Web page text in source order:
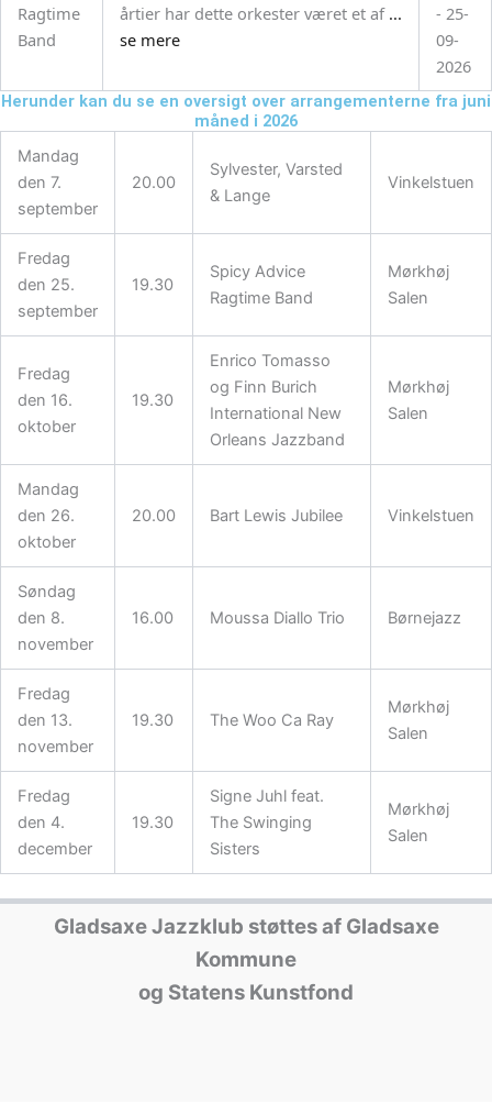
Ragtime
Band
årtier har dette orkester været et af ...
se mere
- 25-
09-
2026
Herunder kan du se en oversigt over arrangementerne fra juni
måned i 2026
Mandag
den 7.
september
20.00
Sylvester, Varsted
& Lange
Vinkelstuen
Fredag
den 25.
september
19.30
Spicy Advice
Ragtime Band
Mørkhøj
Salen
Fredag
den 16.
oktober
19.30
Enrico Tomasso
og Finn Burich
International New
Orleans Jazzband
Mørkhøj
Salen
Mandag
den 26.
oktober
20.00 Bart Lewis Jubilee Vinkelstuen
Søndag
den 8.
november
16.00 Moussa Diallo Trio Børnejazz
Fredag
den 13.
november
19.30 The Woo Ca Ray
Mørkhøj
Salen
Fredag
den 4.
december
19.30
Signe Juhl feat.
The Swinging
Sisters
Mørkhøj
Salen
Gladsaxe Jazzklub støttes af Gladsaxe
Kommune
og Statens Kunstfond